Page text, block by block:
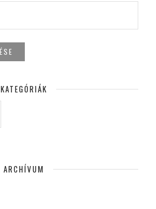
KATEGÓRIÁK
ARCHÍVUM